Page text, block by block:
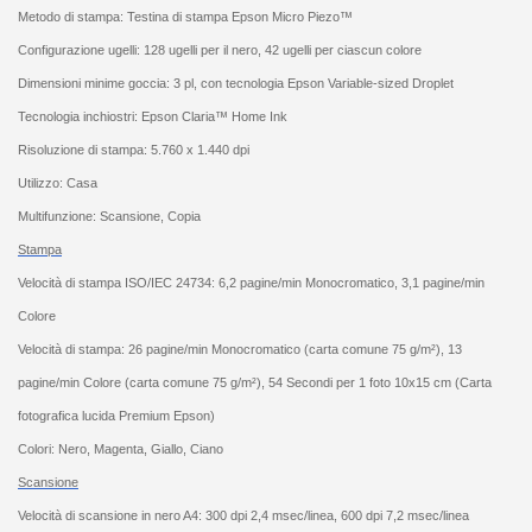
Metodo di stampa: Testina di stampa Epson Micro Piezo™
Configurazione ugelli: 128 ugelli per il nero, 42 ugelli per ciascun colore
Dimensioni minime goccia: 3 pl, con tecnologia Epson Variable-sized Droplet
Tecnologia inchiostri: Epson Claria™ Home Ink
Risoluzione di stampa: 5.760 x 1.440 dpi
Utilizzo: Casa
Multifunzione: Scansione, Copia
Stampa
Velocità di stampa ISO/IEC 24734: 6,2 pagine/min Monocromatico, 3,1 pagine/min
Colore
Velocità di stampa: 26 pagine/min Monocromatico (carta comune 75 g/m²), 13
pagine/min Colore (carta comune 75 g/m²), 54 Secondi per 1 foto 10x15 cm (Carta
fotografica lucida Premium Epson)
Colori: Nero, Magenta, Giallo, Ciano
Scansione
Velocità di scansione in nero A4: 300 dpi 2,4 msec/linea, 600 dpi 7,2 msec/linea